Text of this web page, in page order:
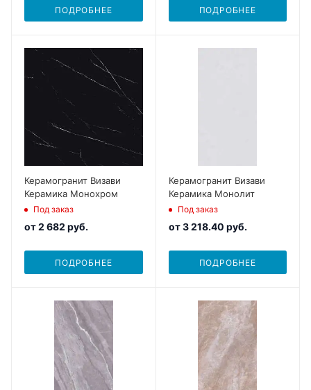
ПОДРОБНЕЕ ПОДРОБНЕЕ
Керамогранит Визави
Керамика Монохром
Под заказ
от2 682 руб.
ПОДРОБНЕЕ
Керамогранит Визави
Керамика Монолит
Под заказ
от3 218.40 руб.
ПОДРОБНЕЕ